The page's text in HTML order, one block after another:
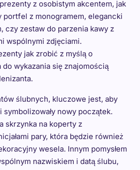
z osobistym akcentem, jak
portfel z monogramem, elegancki
czy zestaw do parzenia kawy z
wspólnymi zdjęciami.
jak zrobić z myślą o
wykazania się znajomością
ślubnych, kluczowe jest, aby
symbolizowały nowy początek.
skrzynka na koperty z
pary, która będzie również
wesela. Innym pomysłem
nazwiskiem i datą ślubu,